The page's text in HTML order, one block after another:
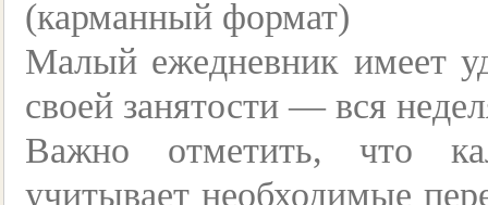
(карманный формат)
Малый ежедневник имеет
своей занятости — вся
Важно отметить, что
учитывает необходимые